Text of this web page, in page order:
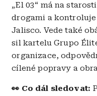
„El 03“ má na
drogami a
Jalisco. Vede také
sil kartelu Grupo
organizace,
cílené popravy a
👀 Co dál sledovat: